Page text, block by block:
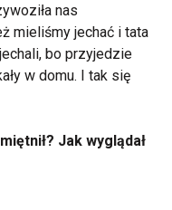
nas
mieliśmy jechać i tata
bo przyjedzie
w domu. I tak się
Jak wyglądał